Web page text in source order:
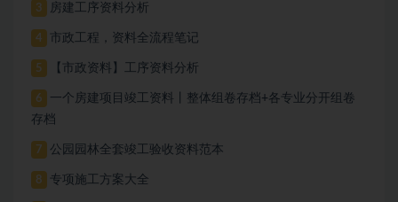
3 房建工序资料分析
4 市政工程，资料全流程笔记
5 【市政资料】工序资料分析
6
一个房建项目竣工资料丨整体组卷存档+各专业分开组卷
存档
7 公园园林全套竣工验收资料范本
8 专项施工方案大全